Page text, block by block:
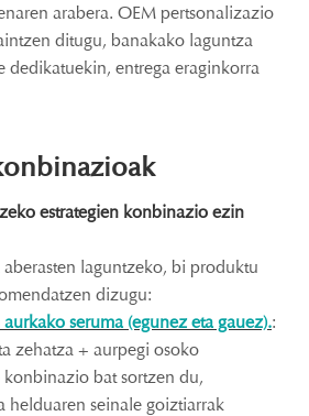
arabera. OEM pertsonalizazio
ditugu, banakako laguntza
dedikatuekin, entrega eraginkorra
estrategien konbinazio ezin
laguntzeko, bi produktu
dizugu:
seruma (egunez eta gauez).:
zehatza + aurpegi osoko
bat sortzen du,
helduaren seinale goiztiarrak